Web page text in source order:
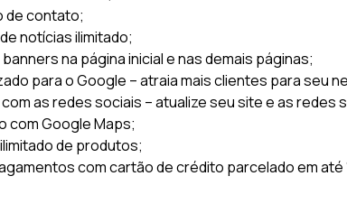
de contato;
notícias ilimitado;
na página inicial e nas demais páginas;
para o Google – atraia mais clientes para seu
as redes sociais – atualize seu site e as redes
com Google Maps;
de produtos;
com cartão de crédito parcelado em até